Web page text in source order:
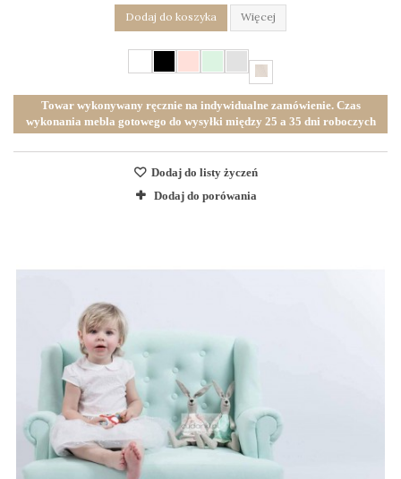
Dodaj do koszyka Więcej
Towar wykonywany ręcznie na indywidualne zamówienie. Czas
wykonania mebla gotowego do wysyłki między 25 a 35 dni roboczych
Dodaj do listy życzeń
Dodaj do porówania